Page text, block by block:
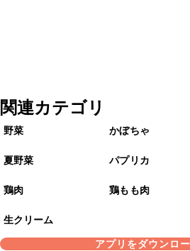
関連カテゴリ
野菜 かぼちゃ
夏野菜 パプリカ
鶏肉 鶏もも肉
生クリーム
アプリをダウンロ